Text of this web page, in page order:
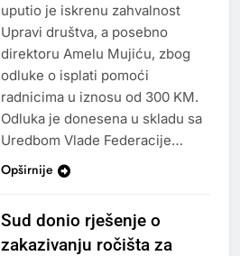
uputio je iskrenu zahvalnost
Upravi društva, a posebno
direktoru Amelu Mujiću, zbog
odluke o isplati pomoći
radnicima u iznosu od 300 KM.
Odluka je donesena u skladu sa
Uredbom Vlade Federacije…
Opširnije
Sud donio rješenje o
zakazivanju ročišta za